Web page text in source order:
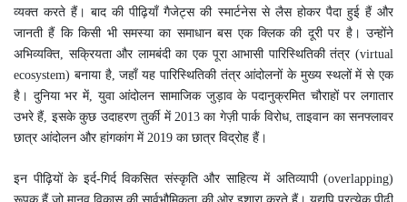
व्यक्त करते हैं। बाद की पीढ़ियाँ गैजेट्स की स्मार्टनेस से लैस होकर पैदा हुई हैं और
जानती हैं कि किसी भी समस्या का समाधान बस एक क्लिक की दूरी पर है। उन्होंने
अभिव्यक्ति, सक्रियता और लामबंदी का एक पूरा आभासी पारिस्थितिकी तंत्र (virtual
ecosystem) बनाया है, जहाँ यह पारिस्थितिकी तंत्र आंदोलनों के मुख्य स्थलों में से एक
है। दुनिया भर में, युवा आंदोलन सामाजिक जुड़ाव के पदानुक्रमित चौराहों पर लगातार
उभरे हैं, इसके कुछ उदाहरण तुर्की में 2013 का गेज़ी पार्क विरोध, ताइवान का सनफ्लावर
छात्र आंदोलन और हांगकांग में 2019 का छात्र विद्रोह हैं।
इन पीढ़ियों के इर्द-गिर्द विकसित संस्कृति और साहित्य में अतिव्यापी (overlapping)